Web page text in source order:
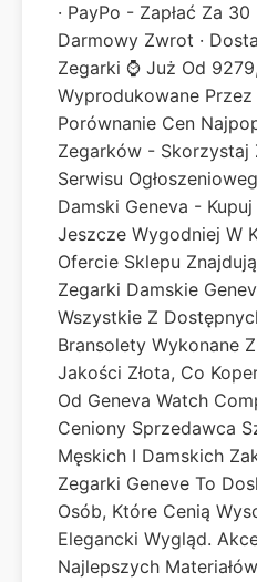
· PayPo - Zapłać Za
Darmowy Zwrot ·
Zegarki ⌚ Już Od
Wyprodukowane Przez
Porównanie Cen
Zegarków - Skorzystaj
Serwisu
Damski Geneva -
Jeszcze Wygodniej W
Ofercie Sklepu
Zegarki Damskie
Wszystkie Z
Bransolety Wykonane
Jakości Złota, Co
Od Geneva Watch
Ceniony Sprzedawca
Męskich I Damskich
Zegarki Geneve To
Osób, Które Cenią
Elegancki Wygląd.
Najlepszych